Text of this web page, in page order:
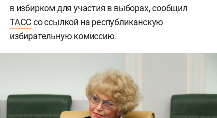
в избирком для участия в выборах, сообщил
ТАСС со ссылкой на республиканскую
избирательную комиссию.